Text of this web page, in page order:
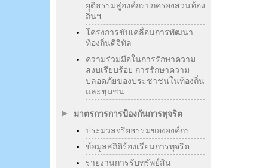
ยุติธรรมสู่องค์กรปกครองส่วนท้อง
ถิ่นฯ
โครงการขับเคลื่อนการพัฒนา
ท้องถิ่นดิจิทัล
ความร่วมมือในการรักษาความ
สงบเรียบร้อย การรักษาความ
ปลอดภัยของประชาชนในท้องถิ่น
และชุมชน
มาตรการการป้องกันการทุจริต
ประมวลจริยธรรมขององค์กร
ข้อมูลสถิติร้องเรียนการทุจริต
รายงานการรับทรัพย์สิน